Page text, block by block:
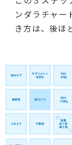
ンダラチャー
き方は、後ほ